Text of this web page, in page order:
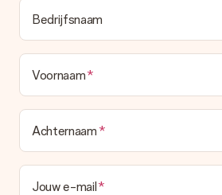
Bedrijfsnaam
Voornaam
Achternaam
Jouw e-mail